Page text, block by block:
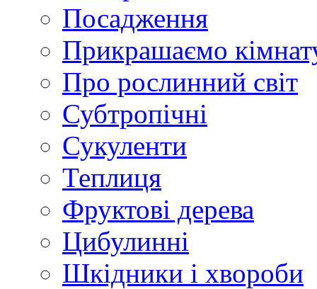
Посадження
Прикрашаємо
Про рослинний світ
Субтропічні
Сукуленти
Теплиця
Фруктові дерева
Цибулинні
Шкідники і хвороби